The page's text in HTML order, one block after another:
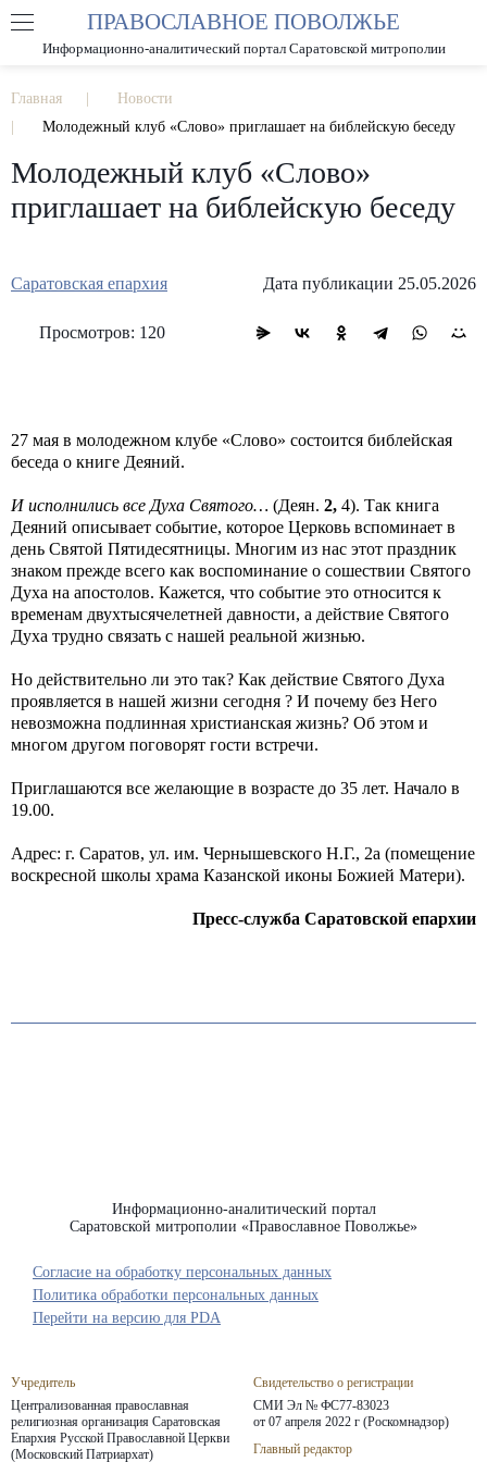
РАЗМЕР ШРИФТА А А
ПРАВОСЛАВНОЕ ПОВОЛЖЬЕ
Информационно-аналитический портал Саратовской митрополии
Главная
Новости
Молодежный клуб «Слово» приглашает на библейскую беседу
Молодежный клуб «Слово»
приглашает на библейскую беседу
Саратовская епархия Дата публикации 25.05.2026
Просмотров: 120
27 мая в молодежном клубе «Слово» состоится библейская
беседа о книге Деяний.
И исполнились все Духа Святого… (Деян. 2, 4). Так книга
Деяний описывает событие, которое Церковь вспоминает в
день Святой Пятидесятницы. Многим из нас этот праздник
знаком прежде всего как воспоминание о сошествии Святого
Духа на апостолов. Кажется, что событие это относится к
временам двухтысячелетней давности, а действие Святого
Духа трудно связать с нашей реальной жизнью.
Но действительно ли это так? Как действие Святого Духа
проявляется в нашей жизни сегодня ? И почему без Него
невозможна подлинная христианская жизнь? Об этом и
многом другом поговорят гости встречи.
Приглашаются все желающие в возрасте до 35 лет. Начало в
19.00.
Адрес: г. Саратов, ул. им. Чернышевского Н.Г., 2а (помещение
воскресной школы храма Казанской иконы Божией Матери).
Пресс-служба Саратовской епархии
Информационно-аналитический портал
Саратовской митрополии «Православное Поволжье»
Учредитель
Централизованная православная
религиозная организация Саратовская
Епархия Русской Православной Церкви
(Московский Патриархат)
Свидетельство о регистрации
СМИ Эл № ФС77-83023
от 07 апреля 2022 г (Роскомнадзор)
Главный редактор
Согласие на обработку персональных данных
Политика обработки персональных данных
Перейти на версию для PDA